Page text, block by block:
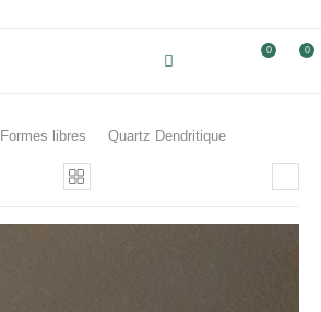
0 0
Formes libres Quartz Dendritique